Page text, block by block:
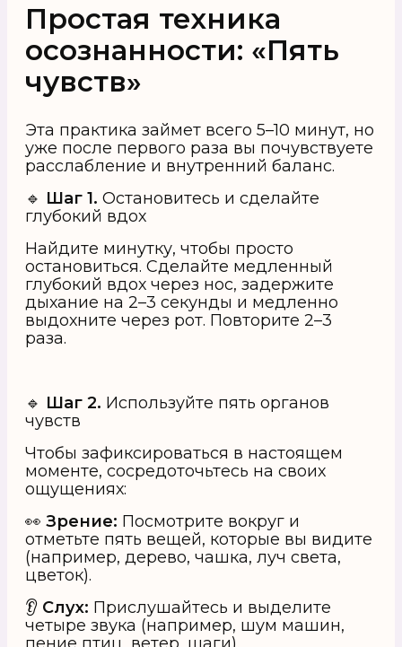
Простая техника
осознанности: «Пять
чувств»
Эта практика займет всего 5–10 минут, но
уже после первого раза вы почувствуете
расслабление и внутренний баланс.
🔹 Шаг 1. Остановитесь и сделайте
глубокий вдох
Найдите минутку, чтобы просто
остановиться. Сделайте медленный
глубокий вдох через нос, задержите
дыхание на 2–3 секунды и медленно
выдохните через рот. Повторите 2–3
раза.
🔹 Шаг 2. Используйте пять органов
чувств
Чтобы зафиксироваться в настоящем
моменте, сосредоточьтесь на своих
ощущениях:
👀 Зрение: Посмотрите вокруг и
отметьте пять вещей, которые вы видите
(например, дерево, чашка, луч света,
цветок).
👂 Слух: Прислушайтесь и выделите
четыре звука (например, шум машин,
пение птиц, ветер, шаги).